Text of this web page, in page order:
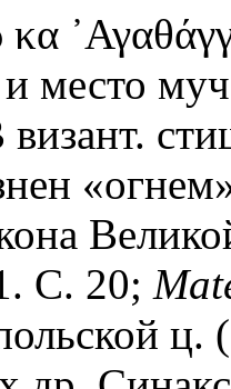
место
С. 20;
ц.